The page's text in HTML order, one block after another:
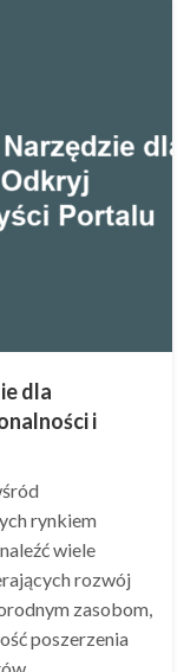
dla
i
rynkiem
wiele
rozwój
zasobom,
poszerzenia